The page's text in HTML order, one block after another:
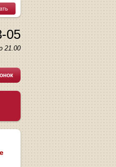
05
21.00